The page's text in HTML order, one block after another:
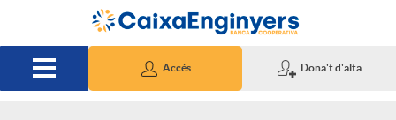
Salta al contingut principal
Accés Dona't d'alta